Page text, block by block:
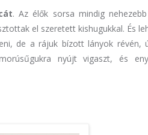
. Az élők sorsa mindig
el szeretett kishugukkal. És
de a rájuk bízott lányok révén,
nyújt vigaszt, és